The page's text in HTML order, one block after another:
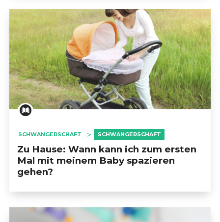
SCHWANGERSCHAFT SCHWANGERSCHAFT
Zu Hause: Wann kann ich zum ersten
Mal mit meinem Baby spazieren
gehen?